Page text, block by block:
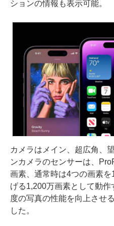
ションの情報も表示可能。
カメラはメイン、超広角、
ンカメラのセンサーは、
画素、通常時は4つの画素
げる1,200万画素として動
度の写真の性能を向上させ
した。